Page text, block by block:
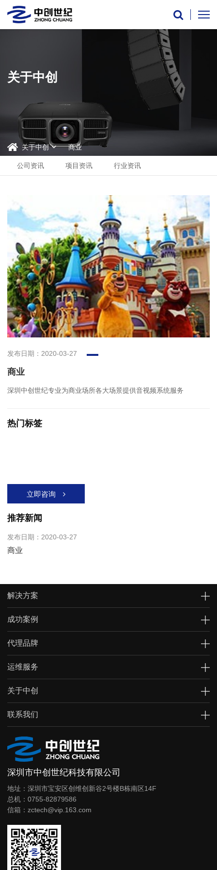
关于中创
关于中创 商业
公司资讯 项目资讯 行业资讯
发布日期：2020-03-27
商业
深圳中创世纪专业为商业场所各大场景提供音视频系统服务
热门标签
立即咨询 
推荐新闻
发布日期：2020-03-27
商业
解决方案
成功案例
代理品牌
运维服务
关于中创
联系我们
深圳市中创世纪科技有限公司
地址：深圳市宝安区创维创新谷2号楼B栋南区14F
总机：0755-82879586
信箱：zctech@vip.163.com